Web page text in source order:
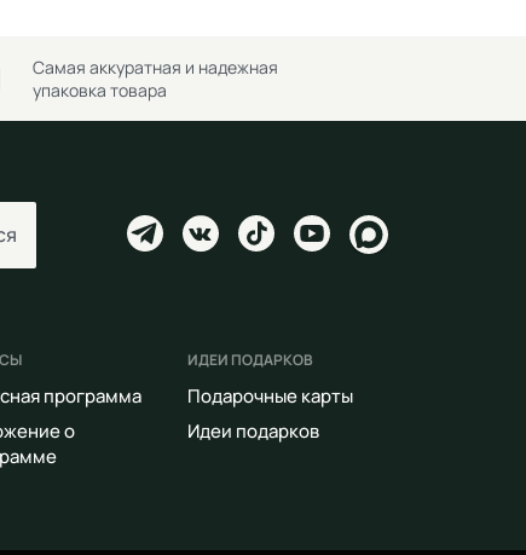
Самая аккуратная и надежная
упаковка товара
программа
о
ИДЕИ ПОДАРКОВ
Подарочные карты
Идеи подарков